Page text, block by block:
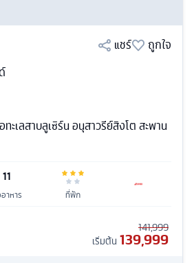
แชร์
ถูกใจ
ะเลสาบลูเซิร์น อนุสาวรีย์สิงโต สะพาน
11
าหาร ที่พัก
141,999
เริ่มต้น 139,999